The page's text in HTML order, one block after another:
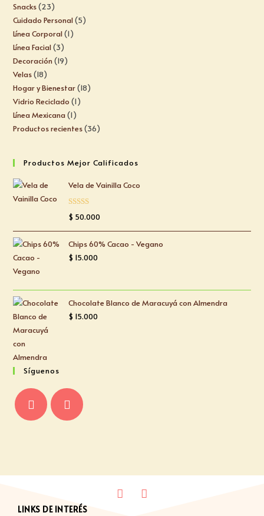
Snacks 23
Cuidado Personal 5
Línea Corporal 1
Línea Facial 3
Decoración 19
Velas 18
Hogar y Bienestar 18
Vidrio Reciclado 1
Línea Mexicana 1
Productos recientes 36
Productos Mejor Calificados
Vela de Vainilla Coco
Valorado
$ 50.000
Chips 60% Cacao - Vegano
$ 15.000
Chocolate Blanco de Maracuyá con Almendra
$ 15.000
Síguenos
LINKS DE INTERÉS